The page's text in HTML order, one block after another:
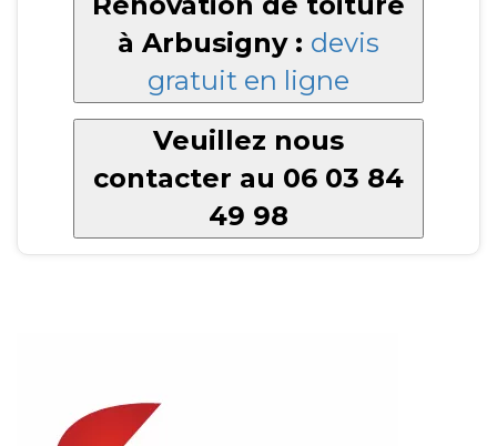
à Arbusigny : devis
gratuit en ligne
Veuillez nous
contacter au 06 03 84
49 98